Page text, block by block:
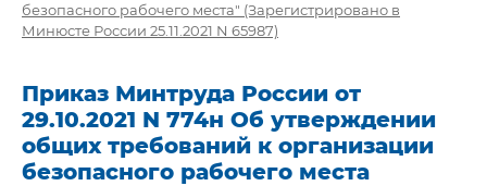
безопасного рабочего места" (Зарегистрировано в
Минюсте России 25.11.2021 N 65987)
Приказ Минтруда России от
29.10.2021 N 774н Об утверждении
общих требований к организации
безопасного рабочего места